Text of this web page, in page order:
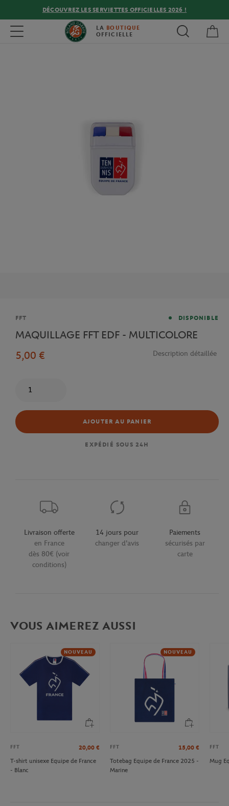
DÉCOUVREZ LES SERVIETTES OFFICIELLES 2026 !
Toggle navigation LA BOUTIQUE
OFFICIELLE
Marque
FFT DISPONIBLE
MAQUILLAGE FFT EDF - MULTICOLORE
5,00 €
Description détaillée
AJOUTER AU PANIER
EXPÉDIÉ SOUS 24H
Livraison offerte
en France
dès 80€ (voir
conditions)
14 jours pour
changer d'avis
Paiements
sécurisés par
carte
VOUS AIMEREZ AUSSI
NOUVEAU
FFT 20,00 €
T-shirt unisexe Equipe de France
- Blanc
NOUVEAU
FFT 15,00 €
Totebag Equipe de France 2025 -
Marine
FFT
Mug